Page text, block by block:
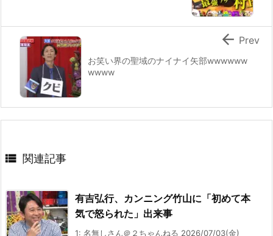
お笑い界の聖域のナイナイ矢部wwwwww
wwww
 Prev
 関連記事
有吉弘行、カンニング竹山に「初めて本
気で怒られた」出来事
1: 名無しさん＠２ちゃんねる 2026/07/03(金)